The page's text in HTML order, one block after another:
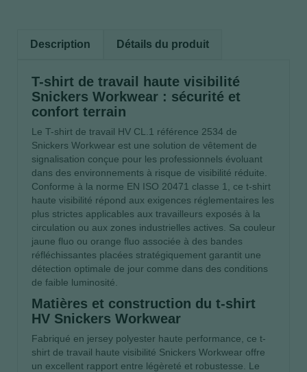
Description Détails du produit
T-shirt de travail haute visibilité
Snickers Workwear : sécurité et
confort terrain
Le T-shirt de travail HV CL.1 référence 2534 de
Snickers Workwear est une solution de vêtement de
signalisation conçue pour les professionnels évoluant
dans des environnements à risque de visibilité réduite.
Conforme à la norme EN ISO 20471 classe 1, ce t-shirt
haute visibilité répond aux exigences réglementaires les
plus strictes applicables aux travailleurs exposés à la
circulation ou aux zones industrielles actives. Sa couleur
jaune fluo ou orange fluo associée à des bandes
réfléchissantes placées stratégiquement garantit une
détection optimale de jour comme dans des conditions
de faible luminosité.
Matières et construction du t-shirt
HV Snickers Workwear
Fabriqué en jersey polyester haute performance, ce t-
shirt de travail haute visibilité Snickers Workwear offre
un excellent rapport entre légèreté et robustesse. Le